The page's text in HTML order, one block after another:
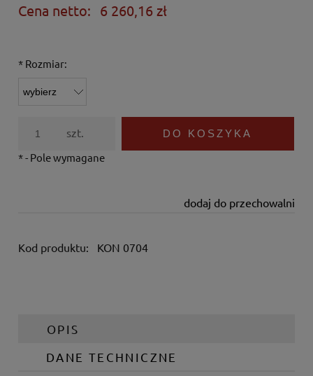
Cena netto: 6 260,16 zł
* Rozmiar:
szt. DO KOSZYKA
dodaj do przechowalni
*- Pole wymagane
Kod produktu: KON 0704
OPIS
DANE TECHNICZNE